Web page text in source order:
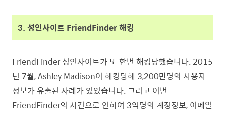
3. 성인사이트 FriendFinder 해킹
FriendFinder 성인사이트가 또 한번 해킹당했습니다. 2015
년 7월, Ashley Madison이 해킹당해 3,200만명의 사용자
정보가 유출된 사례가 있었습니다. 그리고 이번
FriendFinder의 사건으로 인하여 3억명의 계정정보, 이메일